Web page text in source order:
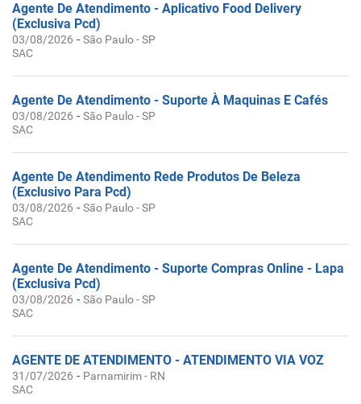
Agente De Atendimento - Aplicativo Food Delivery
(Exclusiva Pcd)
03/08/2026 -São Paulo - SP
SAC
Agente De Atendimento - Suporte À Maquinas E Cafés
03/08/2026 -São Paulo - SP
SAC
Agente De Atendimento Rede Produtos De Beleza
(Exclusivo Para Pcd)
03/08/2026 -São Paulo - SP
SAC
Agente De Atendimento - Suporte Compras Online - Lapa
(Exclusiva Pcd)
03/08/2026 -São Paulo - SP
SAC
AGENTE DE ATENDIMENTO - ATENDIMENTO VIA VOZ
31/07/2026 - Parnamirim - RN
SAC